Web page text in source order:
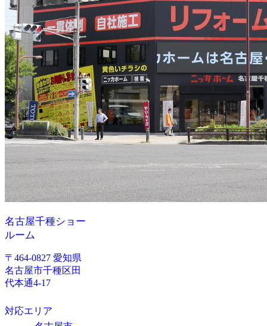
名古屋千種ショー
ルーム
〒464-0827 愛知県
名古屋市千種区田
代本通4-17
対応エリア